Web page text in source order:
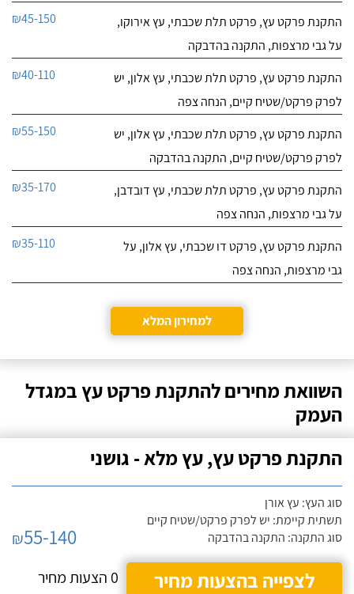
התקנת פרקט עץ, פרקט תלת שכבתי, עץ אירוקו,
על גבי מרצפות, התקנה בהדבקה
₪45-150
התקנת פרקט עץ, פרקט תלת שכבתי, עץ אלון, יש
לפרק פרקט/שטיח קיים, הנחה צפה
₪40-110
התקנת פרקט עץ, פרקט תלת שכבתי, עץ אלון, יש
לפרק פרקט/שטיח קיים, התקנה בהדבקה
₪55-150
התקנת פרקט עץ, פרקט תלת שכבתי, עץ דובדבן,
על גבי מרצפות, הנחה צפה
₪35-170
התקנת פרקט עץ, פרקט דו שכבתי, עץ אלון, על
גבי מרצפות, הנחה צפה
₪35-110
למחירון המלא
השוואת מחירים להתקנת פרקט עץ במגדל
העמק
התקנת פרקט עץ, עץ מלא - גושני
סוג העץ: עץ אורן
תשתית קיימת: יש לפרק פרקט/שטיח קיים
סוג התקנה: התקנה בהדבקה
₪55-140
לצפייה בהצעות מחיר
0 הצעות מחיר